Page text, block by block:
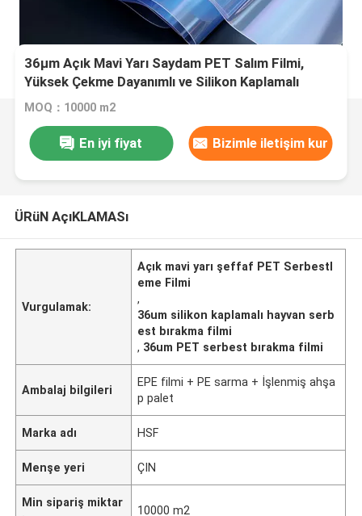
36µm Açık Mavi Yarı Saydam PET Salım Filmi,
Yüksek Çekme Dayanımlı ve Silikon Kaplamalı
MOQ：10000 m2
En iyi fiyat Bizimle iletişim kur
ÜRüN AçıKLAMASı
Vurgulamak:
Açık mavi yarı şeffaf PET Serbestl
eme Filmi
,
36um silikon kaplamalı hayvan serb
est bırakma filmi
, 36um PET serbest bırakma filmi
Ambalaj bilgileri
EPE filmi + PE sarma + İşlenmiş ahşa
p palet
Marka adı HSF
Menşe yeri ÇIN
Min sipariş miktar
10000 m2